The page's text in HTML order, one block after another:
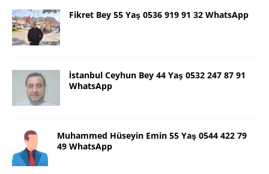
Fikret Bey 55 Yaş 0536 919 91 32 WhatsApp
İstanbul Ceyhun Bey 44 Yaş 0532 247 87 91
WhatsApp
Muhammed Hüseyin Emin 55 Yaş 0544 422 79
49 WhatsApp